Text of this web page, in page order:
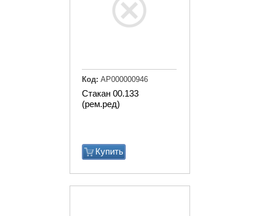
Стакан 00.133
(рем.ред)
Купить
Код: АР000000946